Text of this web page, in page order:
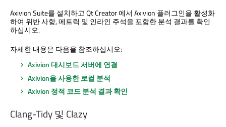
Axivion Suite를 설치하고Qt Creator에서 Axivion 플러그인을 활성화
하여 위반 사항, 메트릭 및 인라인 주석을 포함한 분석 결과를 확인
하십시오.
자세한 내용은 다음을 참조하십시오:
Axivion 대시보드 서버에 연결
Axivion을 사용한 로컬 분석
Axivion 정적 코드 분석 결과 확인
Clang-Tidy 및 Clazy